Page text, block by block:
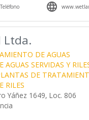
Teléfono 
Ltda.
DE AGUAS
SERVIDAS Y
DE
RILES
Yáñez 1649, Loc. 806